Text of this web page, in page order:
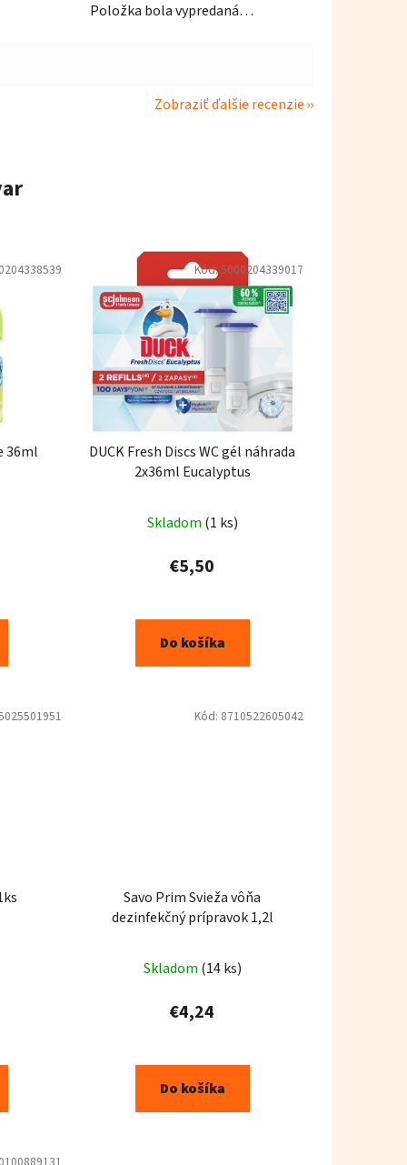
Položka bola vypredaná…
Zobraziť ďalšie recenzie
36ml
DUCK Fresh Discs WC gél náhrada
2x36ml Eucalyptus
Skladom (1 ks)
€5,50
Do košíka
Kód:5000204339017
Savo Prim Svieža vôňa
dezinfekčný prípravok 1,2l
Skladom (14 ks)
€4,24
Do košíka
Kód: 8710522605042